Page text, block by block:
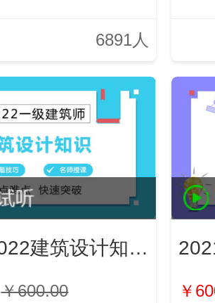
6891人
2021、2022建筑设计知识（新）
￥600.00 ￥